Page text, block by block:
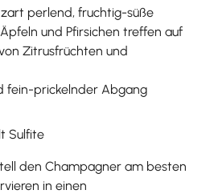
perlend, fruchtig-süße
und Pfirsichen treffen auf
Zitrusfrüchten und
fein-prickelnder Abgang
Sulfite
den Champagner am besten
in einen